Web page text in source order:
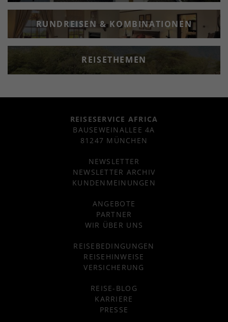
RUNDREISEN & KOMBINATIONEN
REISETHEMEN
REISESERVICE AFRICA
BAUSEWEINALLEE 4A
81247 MÜNCHEN
NEWSLETTER
NEWSLETTER ARCHIV
KUNDENMEINUNGEN
ANGEBOTE
PARTNER
WIR ÜBER UNS
REISEBEDINGUNGEN
REISEHINWEISE
VERSICHERUNG
REISE-BLOG
KARRIERE
PRESSE